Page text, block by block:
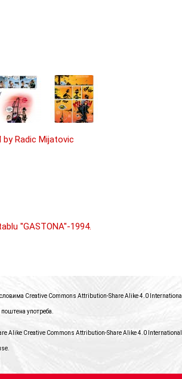
Creative Commons Attribution-Share Alike 4.0 International
употреба.
Alike Creative Commons Attribution-Share Alike 4.0 International